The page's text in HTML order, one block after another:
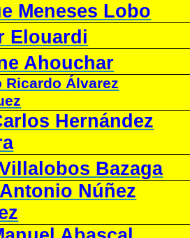
Meneses Lobo
Elouardi
Ahouchar
Ricardo Álvarez
Hernández
Bazaga
Núñez